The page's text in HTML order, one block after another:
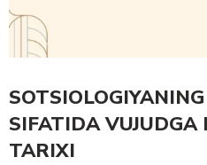
SIFATIDA VUJUDGA
TARIXI